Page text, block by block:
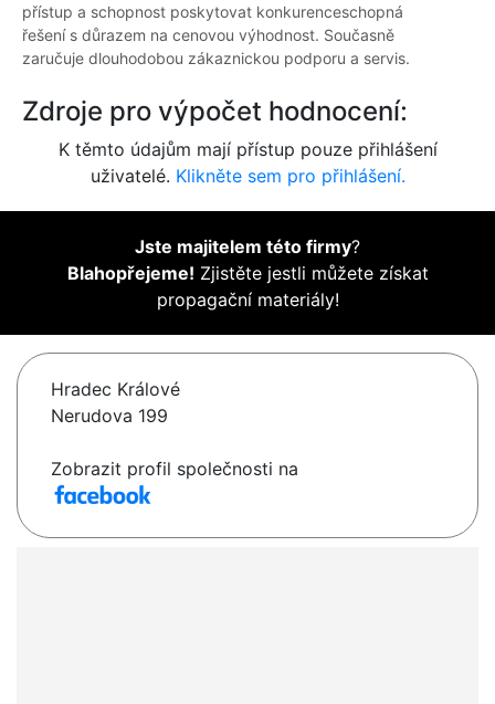
přístup a schopnost poskytovat konkurenceschopná
řešení s důrazem na cenovou výhodnost. Současně
zaručuje dlouhodobou zákaznickou podporu a servis.
Zdroje pro výpočet hodnocení:
K těmto údajům mají přístup pouze přihlášení
uživatelé. Klikněte sem pro přihlášení.
Jste majitelem této firmy?
Blahopřejeme! Zjistěte jestli můžete získat
propagační materiály!
Hradec Králové
Nerudova 199
Zobrazit profil společnosti na